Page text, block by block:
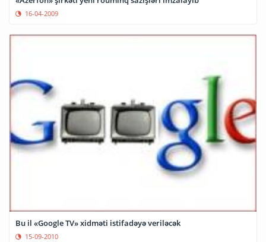
16-04-2009
Bu il «Google TV» xidməti istifadəyə veriləcək
15-09-2010